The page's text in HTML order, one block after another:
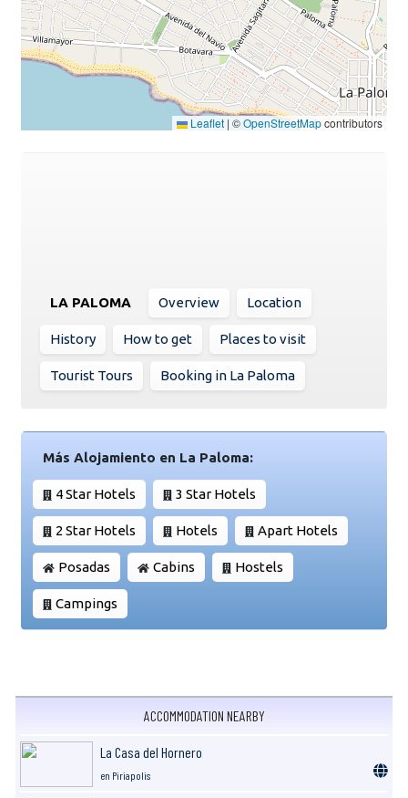
Leaflet | ©OpenStreetMapcontributors
LA PALOMA Overview Location
History How to get Places to visit
Tourist Tours Booking in La Paloma
Más Alojamiento en La Paloma:
4 Star Hotels 3 Star Hotels
2 Star Hotels Hotels Apart Hotels
Posadas Cabins Hostels
Campings
ACCOMMODATION NEARBY
La Casa del Hornero
en Piriapolis